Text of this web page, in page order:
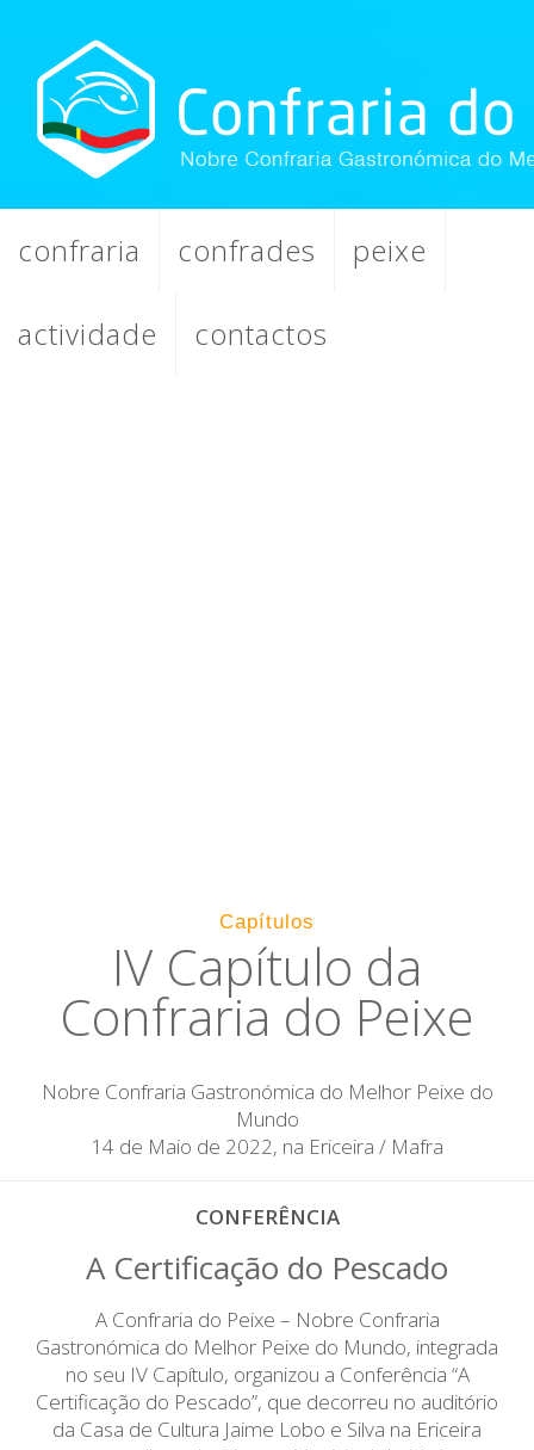
confraria confrades peixe
actividade contactos
Capítulos
IV Capítulo da
Confraria do Peixe
Nobre Confraria Gastronómica do Melhor Peixe do
Mundo
14 de Maio de 2022, na Ericeira / Mafra
CONFERÊNCIA
A Certificação do Pescado
A Confraria do Peixe – Nobre Confraria
Gastronómica do Melhor Peixe do Mundo, integrada
no seu IV Capítulo, organizou a Conferência “A
Certificação do Pescado”, que decorreu no auditório
da Casa de Cultura Jaime Lobo e Silva na Ericeira